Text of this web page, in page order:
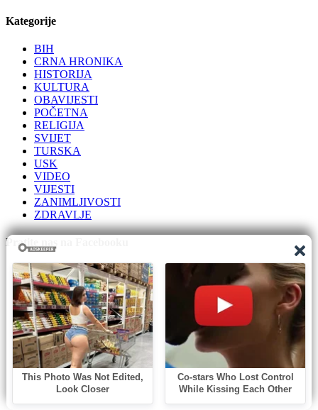
Kategorije
BIH
CRNA HRONIKA
HISTORIJA
KULTURA
OBAVIJESTI
POČETNA
RELIGIJA
SVIJET
TURSKA
USK
VIDEO
VIJESTI
ZANIMLJIVOSTI
ZDRAVLJE
Pratite nas na Facebooku